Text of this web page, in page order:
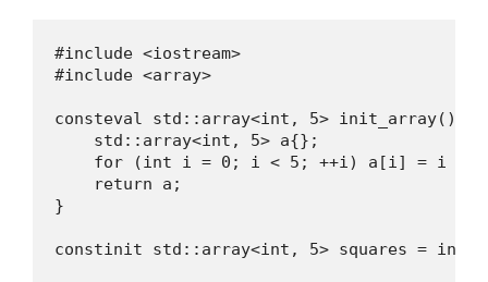
#include <iostream>
#include <array>
consteval std::array<int, 5> init_array() {
    std::array<int, 5> a{};
for (int i = 0; i < 5; ++i) a[i] = i *
    return a;
}
constinit std::array<int, 5> squares =